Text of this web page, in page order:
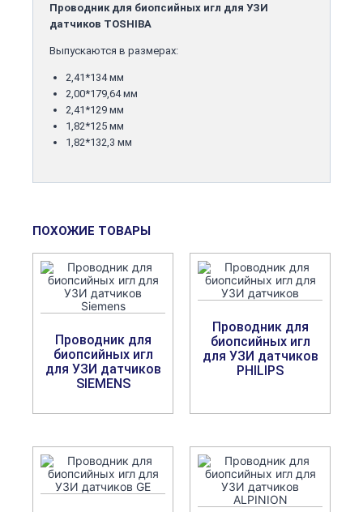
Проводник для биопсийных игл для УЗИ
датчиков TOSHIBA
Выпускаются в размерах:
2,41*134 мм
2,00*179,64 мм
2,41*129 мм
1,82*125 мм
1,82*132,3 мм
ПОХОЖИЕ ТОВАРЫ
Проводник для
биопсийных игл
для УЗИ датчиков
SIEMENS
Проводник для
биопсийных игл
для УЗИ датчиков
PHILIPS